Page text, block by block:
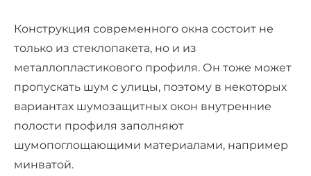
Конструкция современного окна состоит не
только из стеклопакета, но и из
металлопластикового профиля. Он тоже может
пропускать шум с улицы, поэтому в некоторых
вариантах шумозащитных окон внутренние
полости профиля заполняют
шумопоглощающими материалами, например
минватой.